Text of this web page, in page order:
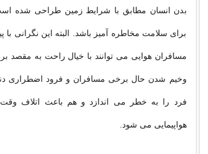
بدن انسان مطابق با شرایط زمین طراحی شده
برای سلامت مخاطره آمیز باشد. البته این
مسافران هوایی می توانند با خیال راحت به مقصد
وخیم شدن حال برخی مسافران و فرود اضطراری
فرد را به خطر می اندازد و هم باعث اتلاف
هواپیمایی می شود.